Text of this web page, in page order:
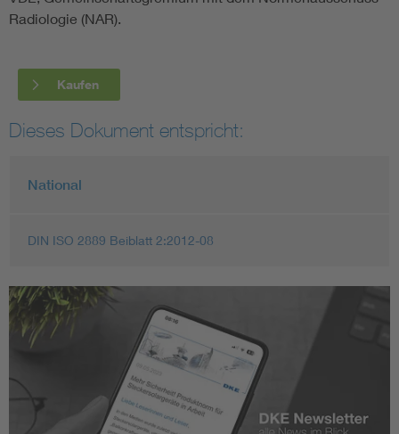
Radiologie (NAR).
Kaufen
Dieses Dokument entspricht:
National
DIN ISO 2889 Beiblatt 2:2012-08